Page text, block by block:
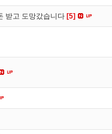
받고 도망갔습니다 [5]